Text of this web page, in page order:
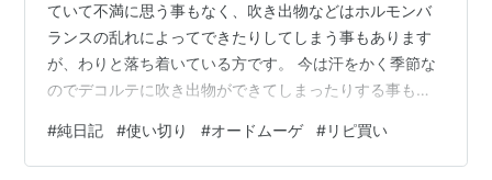
ていて不満に思う事もなく、吹き出物などはホルモンバ
ランスの乱れによってできたりしてしまう事もあります
が、わりと落ち着いている方です。 今は汗をかく季節な
のでデコルテに吹き出物ができてしまったりする事もあ
す。 体を洗う石鹸は今はシャボン玉石けんなのですが、
それで洗うよりは治りが良い気がしています。 そんな感
#純日記 #使い切り #オードムーゲ #リピ買い